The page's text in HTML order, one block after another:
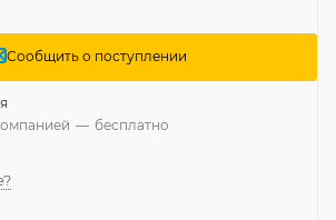
Сообщить о поступлении
— бесплатно